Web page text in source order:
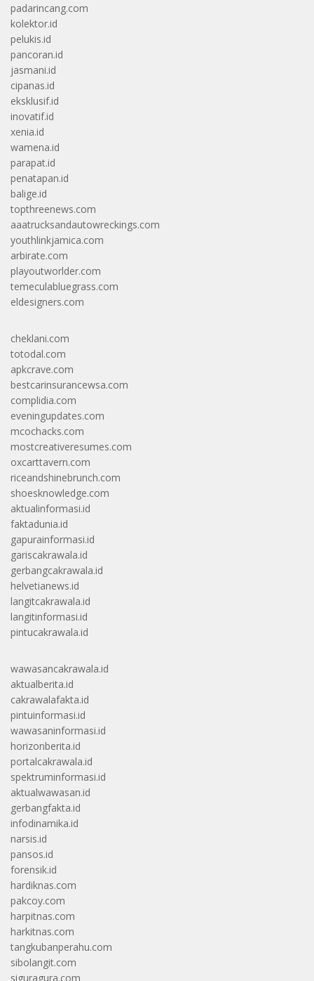
padarincang.com
kolektor.id
pelukis.id
pancoran.id
jasmani.id
cipanas.id
eksklusif.id
inovatif.id
xenia.id
wamena.id
parapat.id
penatapan.id
balige.id
topthreenews.com
aaatrucksandautowreckings.com
youthlinkjamica.com
arbirate.com
playoutworlder.com
temeculabluegrass.com
eldesigners.com
cheklani.com
totodal.com
apkcrave.com
bestcarinsurancewsa.com
complidia.com
eveningupdates.com
mcochacks.com
mostcreativeresumes.com
oxcarttavern.com
riceandshinebrunch.com
shoesknowledge.com
aktualinformasi.id
faktadunia.id
gapurainformasi.id
gariscakrawala.id
gerbangcakrawala.id
helvetianews.id
langitcakrawala.id
langitinformasi.id
pintucakrawala.id
wawasancakrawala.id
aktualberita.id
cakrawalafakta.id
pintuinformasi.id
wawasaninformasi.id
horizonberita.id
portalcakrawala.id
spektruminformasi.id
aktualwawasan.id
gerbangfakta.id
infodinamika.id
narsis.id
pansos.id
forensik.id
hardiknas.com
pakcoy.com
harpitnas.com
harkitnas.com
tangkubanperahu.com
sibolangit.com
siguragura.com